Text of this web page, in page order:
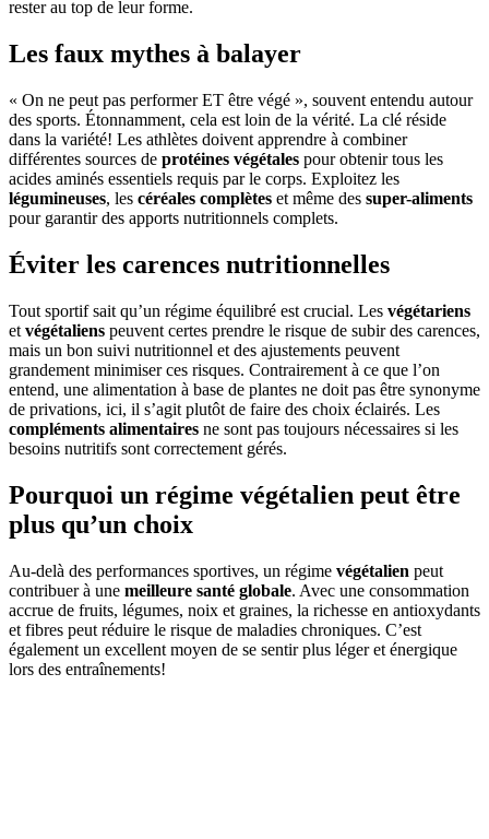
rester au top de leur forme.
Les faux mythes à balayer
« On ne peut pas performer ET être végé », souvent entendu autour
des sports. Étonnamment, cela est loin de la vérité. La clé réside
dans la variété! Les athlètes doivent apprendre à combiner
différentes sources de protéines végétales pour obtenir tous les
acides aminés essentiels requis par le corps. Exploitez les
légumineuses, les céréales complètes et même des super-aliments
pour garantir des apports nutritionnels complets.
Éviter les carences nutritionnelles
Tout sportif sait qu’un régime équilibré est crucial. Les végétariens
et végétaliens peuvent certes prendre le risque de subir des carences,
mais un bon suivi nutritionnel et des ajustements peuvent
grandement minimiser ces risques. Contrairement à ce que l’on
entend, une alimentation à base de plantes ne doit pas être synonyme
de privations, ici, il s’agit plutôt de faire des choix éclairés. Les
compléments alimentaires ne sont pas toujours nécessaires si les
besoins nutritifs sont correctement gérés.
Pourquoi un régime végétalien peut être
plus qu’un choix
Au-delà des performances sportives, un régime végétalien peut
contribuer à une meilleure santé globale. Avec une consommation
accrue de fruits, légumes, noix et graines, la richesse en antioxydants
et fibres peut réduire le risque de maladies chroniques. C’est
également un excellent moyen de se sentir plus léger et énergique
lors des entraînements!